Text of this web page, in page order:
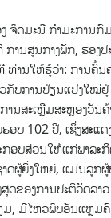
ຈິດມະນີ ກຳມະການກົ
ການສູນກາງພັກ, ຮອງ
ທ່ານໃຫ້ຮູ້ວ່າ: ການຄົ້ນ
ບການປ່ຽນແປງໃໝ່ຢູ່
ນສະເຫຼີມສະຫຼອງວັນ
ບ 102 ປີ, ເຊິ່ງສະແ
ອບສ່ວນໃຫ້ແກ່ພາລະກິ
ຜູ້ຍິ່ງໃຫຍ່, ແມ່ນລູກຜູ້
ສຸດຂອງການປະຕິວັດລ
, ມີໄຫວພິບອັນແຫຼມຄົ